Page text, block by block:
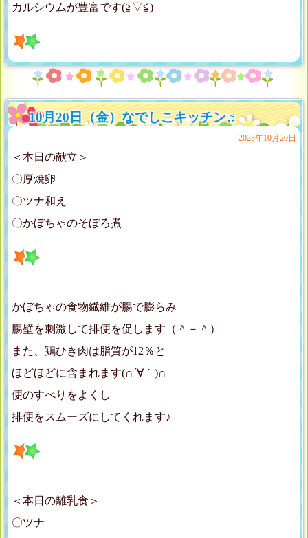
カルシウムが豊富です(≧▽≦)
10月20日（金）なでしこキッチン♬
2023年10月20日
＜本日の献立＞
〇厚焼卵
〇ツナ和え
〇かぼちゃのそぼろ煮
かぼちゃの食物繊維が腸で膨らみ
腸壁を刺激して排便を促します（＾－＾）
また、鶏ひき肉は脂質が12％と
ほどほどに含まれます(∩´∀｀)∩
便のすべりをよくし
排便をスムーズにしてくれます♪
＜本日の離乳食＞
〇ツナ